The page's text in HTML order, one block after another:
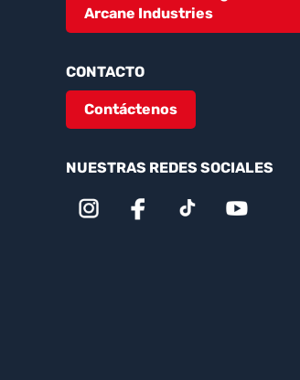
Arcane Industries
CONTACTO
Contáctenos
NUESTRAS REDES SOCIALES